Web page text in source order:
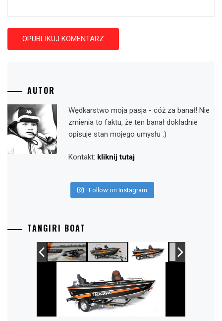
AUTOR
Wędkarstwo moja pasja - cóż za banał! Nie
zmienia to faktu, że ten banał dokładnie
opisuje stan mojego umysłu :)
Kontakt: kliknij tutaj
Follow on Instagram
TANGIRI BOAT